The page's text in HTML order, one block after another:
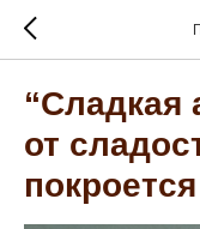
“Сладкая
от